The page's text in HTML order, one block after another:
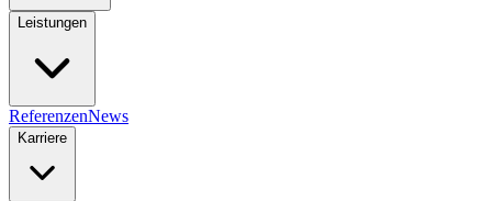
Leistungen
ReferenzenNews
Karriere